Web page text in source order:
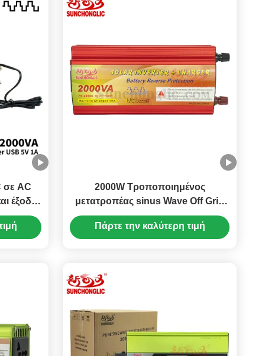
σε AC
έξοδο
2000W Τροποποιημένος
μετατροπέας sinus Wave Off Grid
Ηλιακός μετατροπέας με έξοδο
USB και ρεύμα φορτιστή 15A
Πάρτε την καλύτερη τιμή